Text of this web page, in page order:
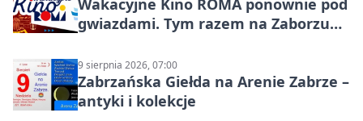
Wakacyjne Kino ROMA ponownie pod
gwiazdami. Tym razem na Zaborzu
9 sierpnia 2026, 07:00
Zabrzańska Giełda na Arenie Zabrze –
antyki i kolekcje